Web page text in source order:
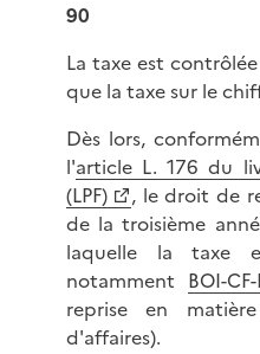
90
La taxe est
que la taxe sur le
Dès lors,
l'article L. 176 du
(LPF)
, le droit de
de la troisième
laquelle la taxe
notamment BOI-
reprise en
d'affaires).